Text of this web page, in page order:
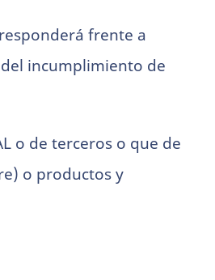
frente a
del incumplimiento de
o de terceros o que de
o productos y